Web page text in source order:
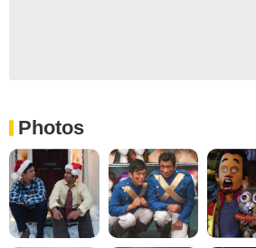
Photos